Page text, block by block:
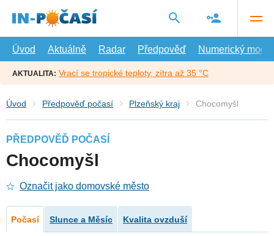
hlavní
Úvod
Aktuálně Radar Předpověď Numerický model
AKTUALITA: Vrací se tropické teploty, zítra až 35 °C
Úvod Předpověď počasí Plzeňský kraj Chocomyšl
PŘEDPOVĚĎ POČASÍ
Chocomyšl
Označit jako domovské město
Počasí Slunce a Měsíc Kvalita ovzduší